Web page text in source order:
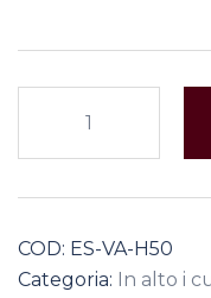
Chain
quantità
COD: ES-VA-H50
Categoria: In alto i